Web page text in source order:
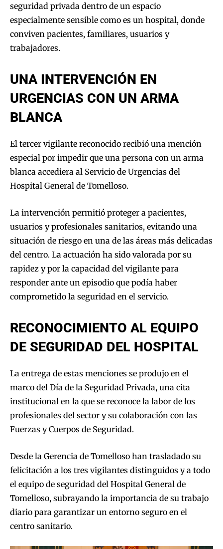
seguridad privada dentro de un espacio
especialmente sensible como es un hospital, donde
conviven pacientes, familiares, usuarios y
trabajadores.
UNA INTERVENCIÓN EN
URGENCIAS CON UN ARMA
BLANCA
El tercer vigilante reconocido recibió una mención
especial por impedir que una persona con un arma
blanca accediera al Servicio de Urgencias del
Hospital General de Tomelloso.
La intervención permitió proteger a pacientes,
usuarios y profesionales sanitarios, evitando una
situación de riesgo en una de las áreas más delicadas
del centro. La actuación ha sido valorada por su
rapidez y por la capacidad del vigilante para
responder ante un episodio que podía haber
comprometido la seguridad en el servicio.
RECONOCIMIENTO AL EQUIPO
DE SEGURIDAD DEL HOSPITAL
La entrega de estas menciones se produjo en el
marco del Día de la Seguridad Privada, una cita
institucional en la que se reconoce la labor de los
profesionales del sector y su colaboración con las
Fuerzas y Cuerpos de Seguridad.
Desde la Gerencia de Tomelloso han trasladado su
felicitación a los tres vigilantes distinguidos y a todo
el equipo de seguridad del Hospital General de
Tomelloso, subrayando la importancia de su trabajo
diario para garantizar un entorno seguro en el
centro sanitario.